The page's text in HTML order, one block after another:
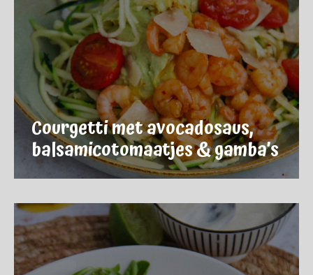
Courgetti met avocadosaus,
balsamicotomaatjes & gamba’s